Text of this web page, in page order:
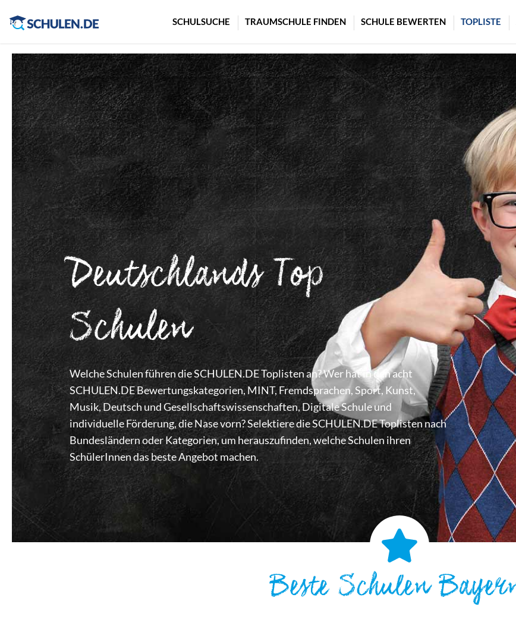
SCHULSUCHE TRAUMSCHULE FINDEN SCHULE BEWERTEN TOPLISTE
Deutschlands Top
Schulen
Welche Schulen führen die SCHULEN.DE Toplisten an? Wer hat in den acht
SCHULEN.DE Bewertungskategorien, MINT, Fremdsprachen, Sport, Kunst,
Musik, Deutsch und Gesellschaftswissenschaften, Digitale Schule und
individuelle Förderung, die Nase vorn? Selektiere die SCHULEN.DE Toplisten nach
Bundesländern oder Kategorien, um herauszufinden, welche Schulen ihren
SchülerInnen das beste Angebot machen.
Beste Schulen